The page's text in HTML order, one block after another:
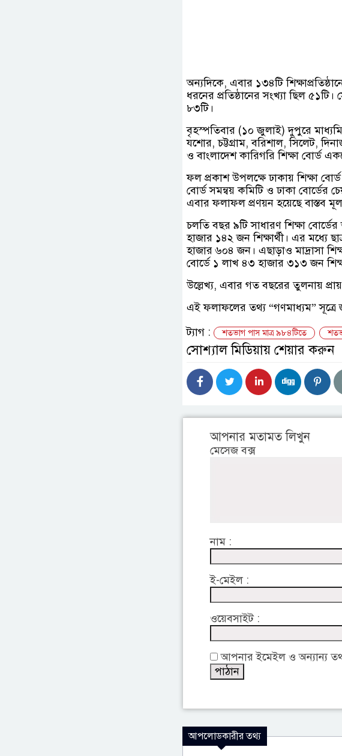
অন্যদিকে, এবার ১৩৪টি
ধরনের প্রতিষ্ঠানের সংখ্যা ছিল
৮৩টি।
বৃহস্পতিবার (১০ জুলাই) দুপুরে
যশোর, চট্টগ্রাম, বরিশাল, সিলেট,
ও বাংলাদেশ কারিগরি শিক্ষা বোর্ড
ফল প্রকাশ উপলক্ষে ঢাকায় শিক্ষা
বোর্ড সমন্বয় কমিটি ও ঢাকা বোর্ডের
এবার ফলাফল প্রণয়ন হয়েছে বাস্তব
চলতি বছর ৯টি সাধারণ শিক্ষা
হাজার ১৪২ জন শিক্ষার্থী। এর মধ্যে
হাজার ৬০৪ জন। এছাড়াও মাদ্রাসা
বোর্ডে ১ লাখ ৪৩ হাজার ৩১৩ জন
উল্লেখ্য, এবার গত বছরের তুলনায়
এই ফলাফলের তথ্য “গণমাধ্যম” সূত্রে
ট্যাগ :
শতভাগ পাস মাত্র ৯৮৪টিতে
সোশ্যাল মিডিয়ায় শেয়ার করুন
আপনার মতামত লিখুন
মেসেজ বক্স
নাম :
ই-মেইল :
ওয়েবসাইট :
আপনার ইমেইল ও অন্যান্য
আপলোডকারীর তথ্য